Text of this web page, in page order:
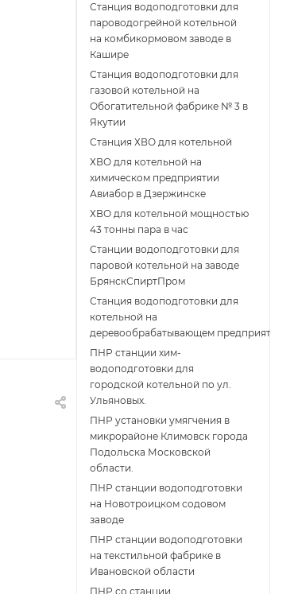
Станция водоподготовки для
пароводогрейной котельной
на комбикормовом заводе в
Кашире
Станция водоподготовки для
газовой котельной на
Обогатительной фабрике № 3 в
Якутии
Станция ХВО для котельной
ХВО для котельной на
химическом предприятии
Авиабор в Дзержинске
ХВО для котельной мощностью
43 тонны пара в час
Станции водоподготовки для
паровой котельной на заводе
БрянскСпиртПром
Станция водоподготовки для
котельной на
деревообрабатывающем предприятии
ПНР станции хим-
водоподготовки для
городской котельной по ул.
Ульяновых.
ПНР установки умягчения в
микрорайоне Климовск города
Подольска Московской
области.
ПНР станции водоподготовки
на Новотроицком содовом
заводе
ПНР станции водоподготовки
на текстильной фабрике в
Ивановской области
ПНР со станции